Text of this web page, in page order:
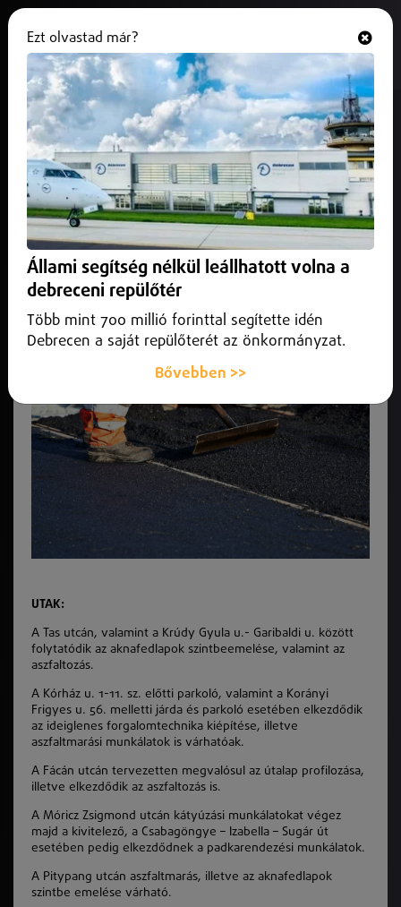
Útinfók – út-és járdafelújítási
program
2024. április 08.Közlekedés infó
Nyíregyháza számos pontján találkozhatnak a közlekedők
út-, és járda felújításokkal, melyek forgalmirend
változással és forgalomkorlátozással is járnak! Itt a
részletes lista:
UTAK:
A Tas utcán, valamint a Krúdy Gyula u.- Garibaldi u. között
folytatódik az aknafedlapok szintbeemelése, valamint az
aszfaltozás.
A Kórház u. 1-11. sz. előtti parkoló, valamint a Korányi
Frigyes u. 56. melletti járda és parkoló esetében elkezdődik
az ideiglenes forgalomtechnika kiépítése, illetve
aszfaltmarási munkálatok is várhatóak.
A Fácán utcán tervezetten megvalósul az útalap profilozása,
illetve elkezdődik az aszfaltozás is.
A Móricz Zsigmond utcán kátyúzási munkálatokat végez
majd a kivitelező, a Csabagöngye – Izabella – Sugár út
esetében pedig elkezdődnek a padkarendezési munkálatok.
A Pitypang utcán aszfaltmarás, illetve az aknafedlapok
szintbe emelése várható.
Ezt olvastad már?
Állami segítség nélkül leállhatott volna a
debreceni repülőtér
Több mint 700 millió forinttal segítette idén
Debrecen a saját repülőterét az önkormányzat.
Bővebben >>